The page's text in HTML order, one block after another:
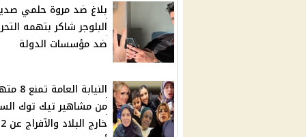
بلاغ ضد مروة حلمي
البلوجر شاكر بتهمه
ضد مؤسسات الدولة
النيابة
من مشاهير تيك توك
خارج البلاد والآفراج عن 2